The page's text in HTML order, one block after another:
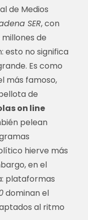
de Medios
SER, con
de
esto no significa
Es como
más famoso,
de
on line
pelean
hierve más
en el
plataformas
dominan el
al ritmo